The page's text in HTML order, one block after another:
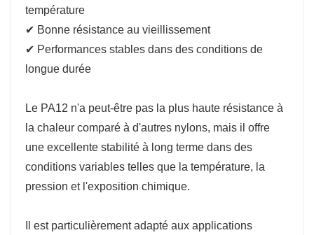
température
✔ Bonne résistance au vieillissement
✔ Performances stables dans des conditions de
longue durée
Le PA12 n'a peut-être pas la plus haute résistance à
la chaleur comparé à d'autres nylons, mais il offre
une excellente stabilité à long terme dans des
conditions variables telles que la température, la
pression et l'exposition chimique.
Il est particulièrement adapté aux applications